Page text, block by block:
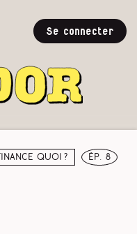
Se connecter
quoi ? ép. 8